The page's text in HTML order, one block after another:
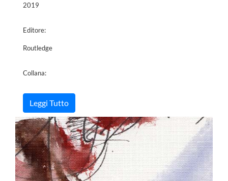
2019
Editore:
Routledge
Collana:
Leggi Tutto